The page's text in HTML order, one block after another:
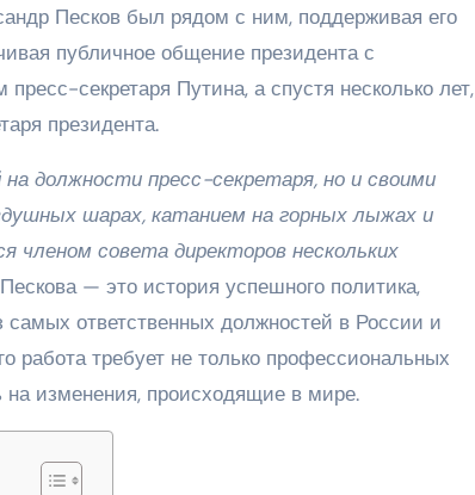
Песков был рядом с ним, поддерживая его
публичное общение президента с
секретаря Путина, а спустя несколько лет,
президента.
должности пресс-секретаря, но и своими
шарах, катанием на горных лыжах и
членом совета директоров нескольких
— это история успешного политика,
самых ответственных должностей в России и
требует не только профессиональных
на изменения, происходящие в мире.